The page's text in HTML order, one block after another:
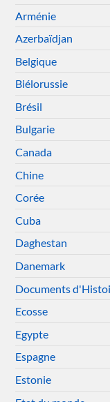
Arménie
Azerbaïdjan
Belgique
Biélorussie
Brésil
Bulgarie
Canada
Chine
Corée
Cuba
Daghestan
Danemark
Documents
Ecosse
Egypte
Espagne
Estonie